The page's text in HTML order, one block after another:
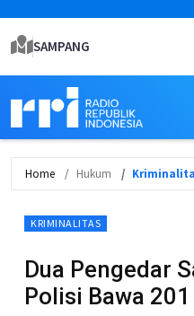
SAMPANG
Home Hukum
KRIMINALITAS
Dua Pengedar
Polisi Bawa